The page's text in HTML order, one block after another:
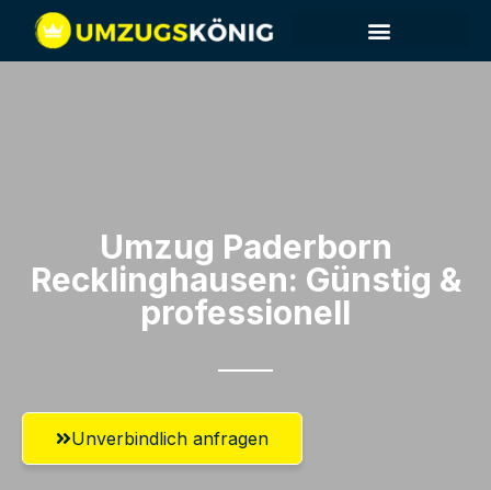
Umzug Paderborn​
Recklinghausen: Günstig &
professionell​
Unverbindlich anfragen